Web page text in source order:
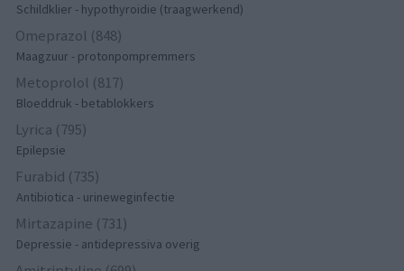
Schildklier - hypothyroidie (traagwerkend)
Omeprazol (848)
Maagzuur - protonpompremmers
Metoprolol (817)
Bloeddruk - betablokkers
Lyrica (795)
Epilepsie
Furabid (735)
Antibiotica - urineweginfectie
Mirtazapine (731)
Depressie - antidepressiva overig